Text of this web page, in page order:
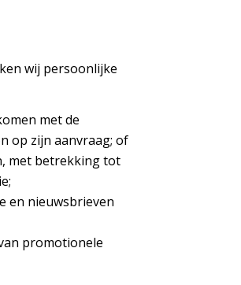
wij persoonlijke
met de
op zijn aanvraag; of
met betrekking tot
en nieuwsbrieven
promotionele